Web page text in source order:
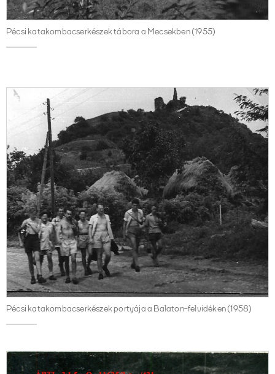
Pécsi katakombacserkészek tábora a Mecsekben (1955)
Pécsi katakombacserkészek portyája a Balaton-felvidéken (1958)